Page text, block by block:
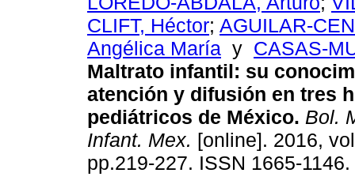
CLIFT, Héctor; AGUILAR-
Angélica María y CASAS-
Maltrato infantil: su
atención y difusión en tres
pediátricos de México. Bol.
Infant. Mex. [online]. 2016,
pp.219-227. ISSN 1665-1146.